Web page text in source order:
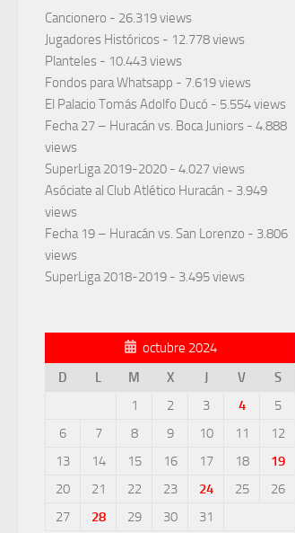
Cancionero - 26.319 views
Jugadores Históricos - 12.778 views
Planteles - 10.443 views
Fondos para Whatsapp - 7.619 views
El Palacio Tomás Adolfo Ducó - 5.554 views
Fecha 27 – Huracán vs. Boca Juniors - 4.888
views
SuperLiga 2019-2020 - 4.027 views
Asóciate al Club Atlético Huracán - 3.949
views
Fecha 19 – Huracán vs. San Lorenzo - 3.806
views
SuperLiga 2018-2019 - 3.495 views
octubre 2024
D
L M X J V
S
1
2 3 4
5
6
7 8 9 10 11
12
13
14 15 16 17 18
19
20
21 22 23 24 25
26
27
28 29 30
31